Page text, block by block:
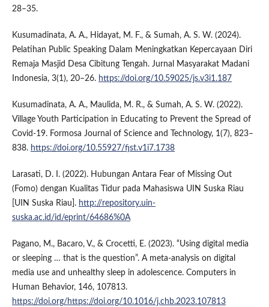
28–35.
Kusumadinata, A. A., Hidayat, M. F., & Sumah, A. S. W. (2024).
Pelatihan Public Speaking Dalam Meningkatkan Kepercayaan Diri
Remaja Masjid Desa Cibitung Tengah. Jurnal Masyarakat Madani
Indonesia, 3(1), 20–26. https://doi.org/10.59025/js.v3i1.187
Kusumadinata, A. A., Maulida, M. R., & Sumah, A. S. W. (2022).
Village Youth Participation in Educating to Prevent the Spread of
Covid-19. Formosa Journal of Science and Technology, 1(7), 823–
838. https://doi.org/10.55927/fjst.v1i7.1738
Larasati, D. I. (2022). Hubungan Antara Fear of Missing Out
(Fomo) dengan Kualitas Tidur pada Mahasiswa UIN Suska Riau
[UIN Suska Riau]. http://repository.uin-
suska.ac.id/id/eprint/64686%0A
Pagano, M., Bacaro, V., & Crocetti, E. (2023). “Using digital media
or sleeping … that is the question”. A meta-analysis on digital
media use and unhealthy sleep in adolescence. Computers in
Human Behavior, 146, 107813.
https://doi.org/https://doi.org/10.1016/j.chb.2023.107813